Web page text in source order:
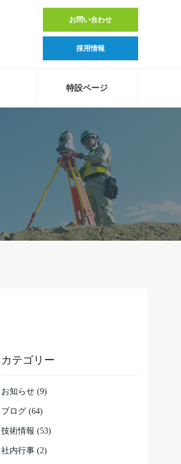
お問い合わせ
採用情報
特設ページ
カテゴリー
お知らせ (9)
ブログ (64)
技術情報 (53)
社内行事 (2)